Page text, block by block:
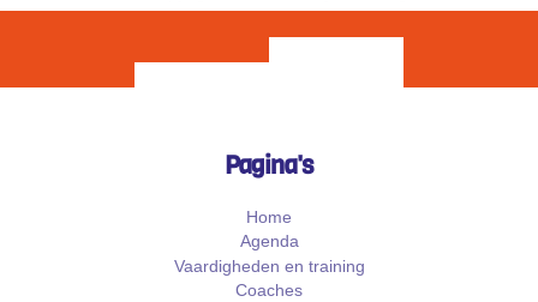
Pagina's
Home
Agenda
Vaardigheden en training
Coaches